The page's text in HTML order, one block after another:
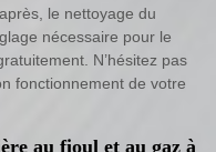
le nettoyage du
nécessaire pour le
N’hésitez pas
fonctionnement de votre
au fioul et au gaz à